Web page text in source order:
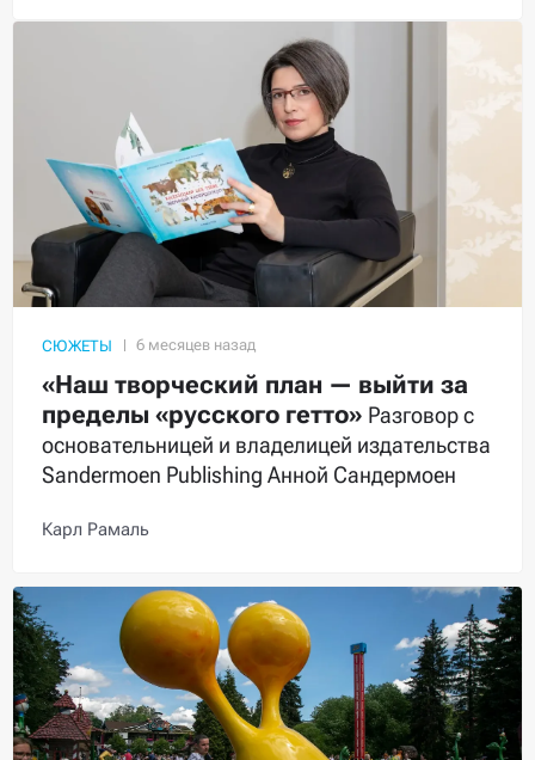
СЮЖЕТЫ
«Наш творческий план — выйти за
пределы «русского гетто» Разговор с
основательницей и владелицей издательства
Sandermoen Publishing Анной Сандермоен
Карл Рамаль